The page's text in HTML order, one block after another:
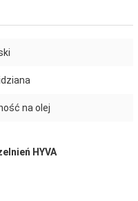
na olej
HYVA